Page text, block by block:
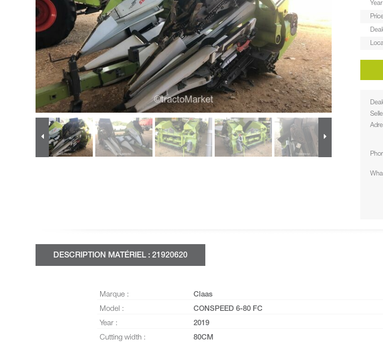
DESCRIPTION MATÉRIEL : 21920620
Marque :
Claas
Model :
CONSPEED 6-80 FC
Year :
2019
Cutting width :
80CM